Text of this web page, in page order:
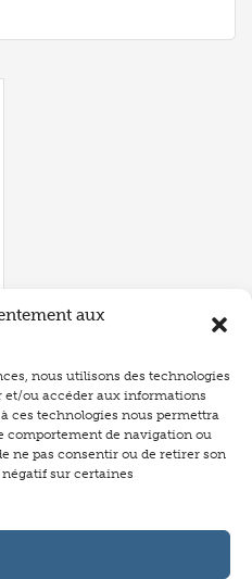
aux
nous utilisons des technologies
et/ou accéder aux informations
ces technologies nous permettra
comportement de navigation ou
ne pas consentir ou de retirer son
sur certaines